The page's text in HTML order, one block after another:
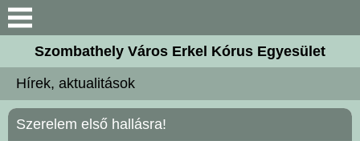
Keresés
Bemutatkozás
Hírek, aktualitások
Szombathely Város Erkel Kórus Egyesület
Hírek, aktualitások
Szerelem első hallásra!